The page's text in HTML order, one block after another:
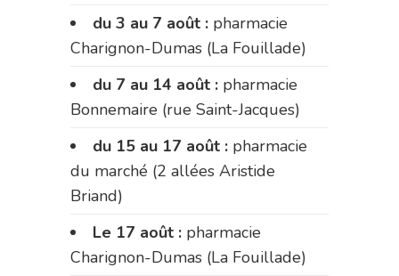
du 3 au 7 août : pharmacie
Charignon-Dumas (La Fouillade)
du 7 au 14 août : pharmacie
Bonnemaire (rue Saint-Jacques)
du 15 au 17 août : pharmacie
du marché (2 allées Aristide
Briand)
Le 17 août : pharmacie
Charignon-Dumas (La Fouillade)